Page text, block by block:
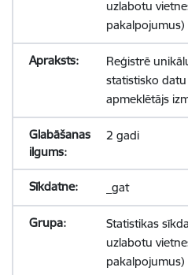
uzlabotu
pakalpojumus)
Reģistrē
statistisko
apmeklētājs
2 gadi
_gat
Statistikas
uzlabotu
pakalpojumus)